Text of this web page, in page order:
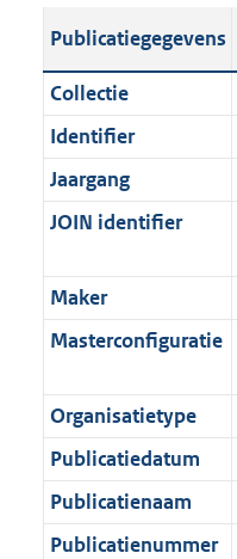
b
i
c
a
t
i
i
n
f
r
m
a
a
t
o
t
t
e
:
o
b
e
k
n
d
Publicatiegegevens
Collectie
Identifier
Jaargang
JOIN identifier
Maker
Masterconfiguratie
Organisatietype
Publicatiedatum
Publicatienaam
Publicatienummer